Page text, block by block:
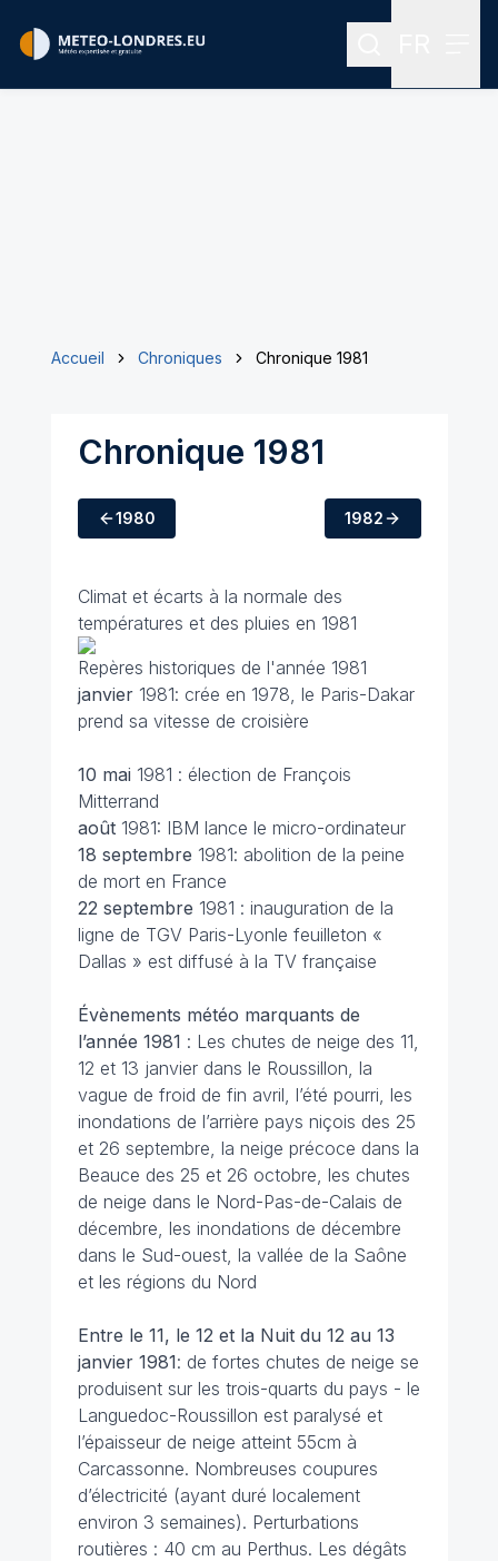
Rechercher
Accueil Chroniques Chronique 1981
Chronique 1981
1980 1982
Climat et écarts à la normale des
températures et des pluies en 1981
Repères historiques de l'année 1981
janvier 1981: crée en 1978, le Paris-Dakar
prend sa vitesse de croisière
10 mai 1981 : élection de François
Mitterrand
août 1981: IBM lance le micro-ordinateur
18 septembre 1981: abolition de la peine
de mort en France
22 septembre 1981 : inauguration de la
ligne de TGV Paris-Lyonle feuilleton «
Dallas » est diffusé à la TV française
Évènements météo marquants de
l’année 1981 : Les chutes de neige des 11,
12 et 13 janvier dans le Roussillon, la
vague de froid de fin avril, l’été pourri, les
inondations de l’arrière pays niçois des 25
et 26 septembre, la neige précoce dans la
Beauce des 25 et 26 octobre, les chutes
de neige dans le Nord-Pas-de-Calais de
décembre, les inondations de décembre
dans le Sud-ouest, la vallée de la Saône
et les régions du Nord
Entre le 11, le 12 et la Nuit du 12 au 13
janvier 1981: de fortes chutes de neige se
produisent sur les trois-quarts du pays - le
Languedoc-Roussillon est paralysé et
l’épaisseur de neige atteint 55cm à
Carcassonne. Nombreuses coupures
d’électricité (ayant duré localement
environ 3 semaines). Perturbations
routières : 40 cm au Perthus. Les dégâts